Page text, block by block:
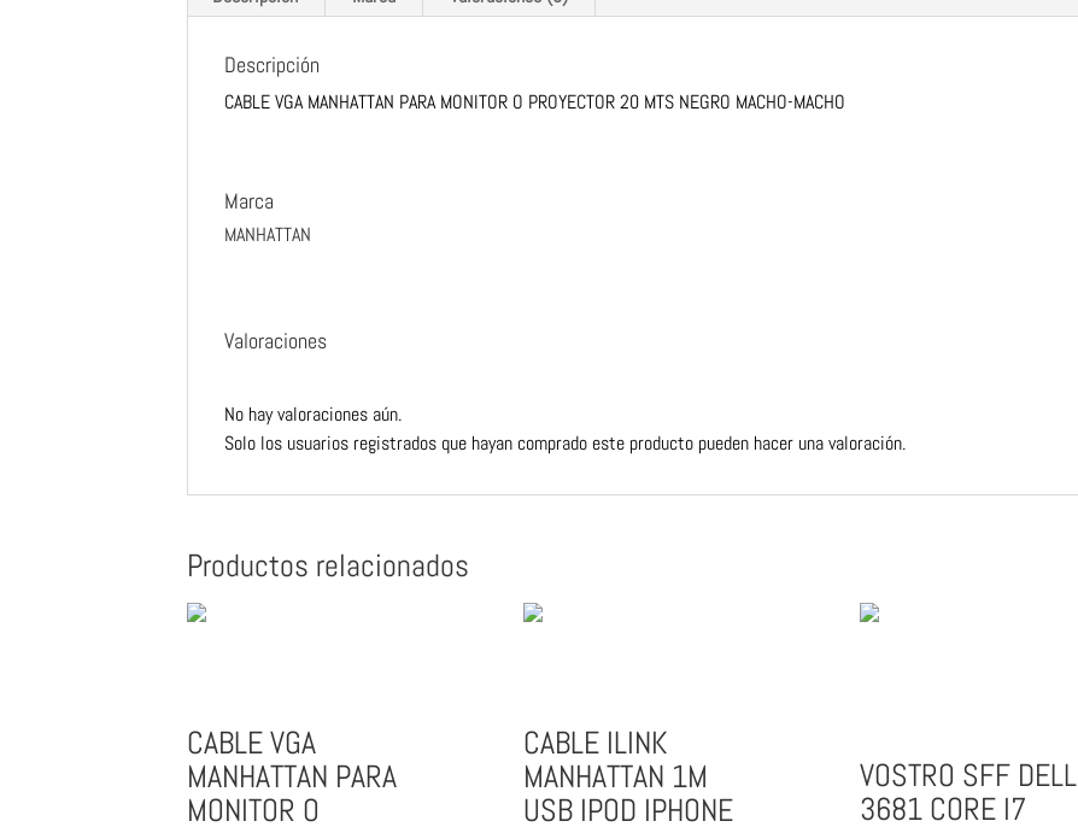
Descripción
CABLE VGA MANHATTAN PARA MONITOR O PROYECTOR 20 MTS NEGRO MACHO-MACHO
Marca
MANHATTAN
Valoraciones
No hay valoraciones aún.
Solo los usuarios registrados que hayan comprado este producto pueden hacer una valoración.
Productos relacionados
CABLE VGA
MANHATTAN PARA
MONITOR O
CABLE ILINK
MANHATTAN 1M
USB IPOD IPHONE
VOSTRO SFF DELL
3681 CORE I7